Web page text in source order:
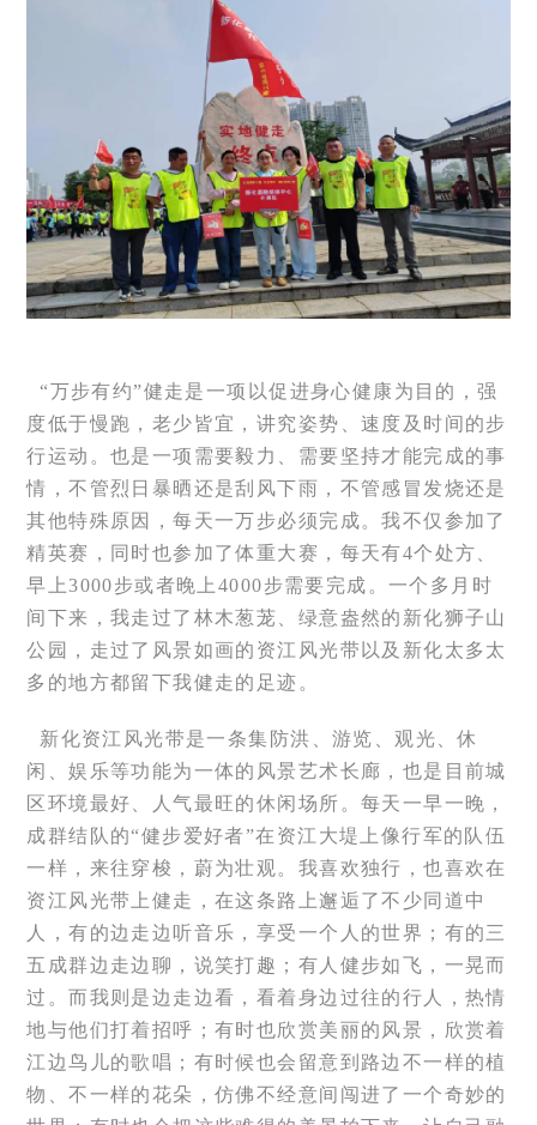
“万步有约”健走是一项以促进身心健康为目的，强
度低于慢跑，老少皆宜，讲究姿势、速度及时间的步
行运动。也是一项需要毅力、需要坚持才能完成的事
情，不管烈日暴晒还是刮风下雨，不管感冒发烧还是
其他特殊原因，每天一万步必须完成。我不仅参加了
精英赛，同时也参加了体重大赛，每天有4个处方、
早上3000步或者晚上4000步需要完成。一个多月时
间下来，我走过了林木葱茏、绿意盎然的新化狮子山
公园，走过了风景如画的资江风光带以及新化太多太
多的地方都留下我健走的足迹。
新化资江风光带是一条集防洪、游览、观光、休
闲、娱乐等功能为一体的风景艺术长廊，也是目前城
区环境最好、人气最旺的休闲场所。每天一早一晚，
成群结队的“健步爱好者”在资江大堤上像行军的队伍
一样，来往穿梭，蔚为壮观。我喜欢独行，也喜欢在
资江风光带上健走，在这条路上邂逅了不少同道中
人，有的边走边听音乐，享受一个人的世界；有的三
五成群边走边聊，说笑打趣；有人健步如飞，一晃而
过。而我则是边走边看，看着身边过往的行人，热情
地与他们打着招呼；有时也欣赏美丽的风景，欣赏着
江边鸟儿的歌唱；有时候也会留意到路边不一样的植
物、不一样的花朵，仿佛不经意间闯进了一个奇妙的